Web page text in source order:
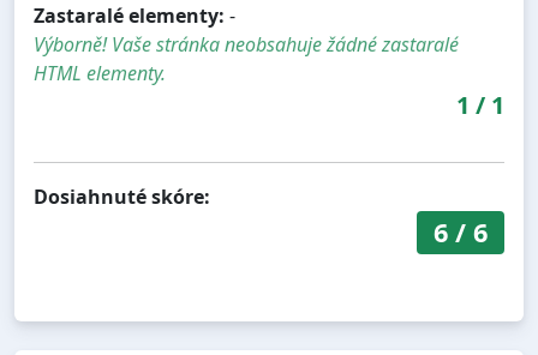
Zastaralé elementy: -
Výborně! Vaše stránka neobsahuje žádné zastaralé
HTML elementy.
1 / 1
Dosiahnuté skóre:
6/ 6